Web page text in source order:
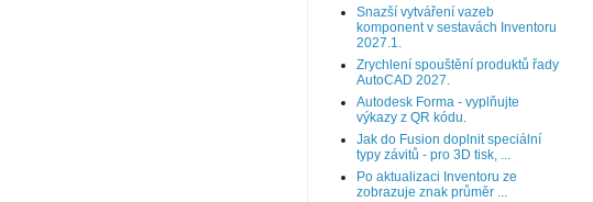
Snazší vytváření vazeb
komponent v sestavách Inventoru
2027.1.
Zrychlení spouštění produktů řady
AutoCAD 2027.
Autodesk Forma - vyplňujte
výkazy z QR kódu.
Jak do Fusion doplnit speciální
typy závitů - pro 3D tisk, ...
Po aktualizaci Inventoru ze
zobrazuje znak průměr ...